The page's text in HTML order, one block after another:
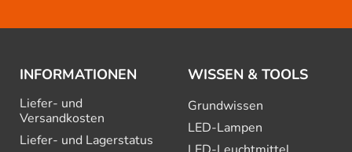
INFORMATIONEN
Liefer- und
Versandkosten
Liefer- und Lagerstatus
WISSEN & TOOLS
Grundwissen
LED-Lampen